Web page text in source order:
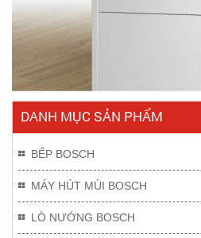
DANH MỤC SẢN PHẨM
BẾP BOSCH
MÁY HÚT MÙI BOSCH
LÒ NƯỚNG BOSCH